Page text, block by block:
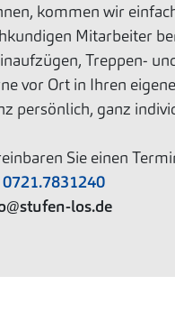
kommen wir
Mitarbeiter
Treppen-
vor Ort in Ihren
persönlich, ganz
Sie einen
0721.7831240
los.de